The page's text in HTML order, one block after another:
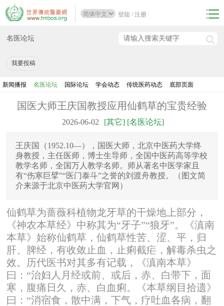
登陆 / 注册
名医论坛
我要投稿
新闻播报 名医论坛 国际论坛 学会动态 传统医药动态 底部页面
国医大师王庆国教授应用仙鹤草的宝贵经验
2026-06-02 [其它] [名医论坛]
王庆国（1952.10—），国医大师，北京中医药大学终
身教授，主任医师，博士生导师，全国中医药高等学校
教学名师，全国万人教学名师。师从著名中医学家且
有“伤寒巨擘”“医门泰斗”之誉的刘渡舟教授。（图文简
介来源于北京中医药大学官网）
仙鹤草为蔷薇科植物龙牙草的干燥地上部分，
《神农本草经》中称其为“牙子”“狼牙”。《滇南
本草》始称仙鹤草，仙鹤草性苦、涩、平，归
肝、脾经，有收敛止血，止痢截疟，解毒杀虫之
效。历代医书对其多有记载，《滇南本草》
曰：“治妇人月经或前、或后，赤、白带下，面
寒，腹痛日久，赤、白血痢。《本草纲目拾遗》
曰：“消宿食，散中满，下气，疗吐血各病，翻